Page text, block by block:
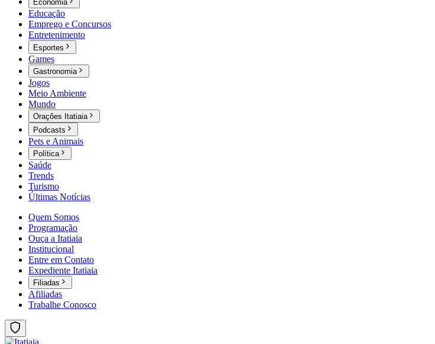
Economia
Educação
Emprego e Concursos
Entretenimento
Esportes
Games
Gastronomia
Jogos
Meio Ambiente
Mundo
Orações Itatiaia
Podcasts
Pets e Animais
Política
Saúde
Trends
Turismo
Últimas Notícias
Quem Somos
Programação
Ouça a Itatiaia
Institucional
Entre em Contato
Expediente Itatiaia
Filiadas
Afiliadas
Trabalhe Conosco